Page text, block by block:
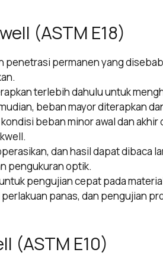
(ASTM E18)
penetrasi permanen yang
terlebih dahulu untuk
beban mayor diterapkan
beban minor awal dan
dan hasil dapat dibaca
pengukuran optik.
pengujian cepat pada
panas, dan pengujian
(ASTM E10)